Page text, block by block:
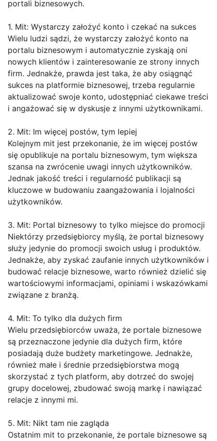
portali biznesowych.
1. Mit: Wystarczy założyć konto i czekać na sukces
Wielu ludzi sądzi, że wystarczy założyć konto na
portalu biznesowym i automatycznie zyskają oni
nowych klientów i zainteresowanie ze strony innych
firm. Jednakże, prawda jest taka, że aby osiągnąć
sukces na platformie biznesowej, trzeba regularnie
aktualizować swoje konto, udostępniać ciekawe treści
i angażować się w dyskusje z innymi użytkownikami.
2. Mit: Im więcej postów, tym lepiej
Kolejnym mit jest przekonanie, że im więcej postów
się opublikuje na portalu biznesowym, tym większa
szansa na zwrócenie uwagi innych użytkowników.
Jednak jakość treści i regularność publikacji są
kluczowe w budowaniu zaangażowania i lojalności
użytkowników.
3. Mit: Portal biznesowy to tylko miejsce do promocji
Niektórzy przedsiębiorcy myślą, że portal biznesowy
służy jedynie do promocji swoich usług i produktów.
Jednakże, aby zyskać zaufanie innych użytkowników i
budować relacje biznesowe, warto również dzielić się
wartościowymi informacjami, opiniami i wskazówkami
związane z branżą.
4. Mit: To tylko dla dużych firm
Wielu przedsiębiorców uważa, że portale biznesowe
są przeznaczone jedynie dla dużych firm, które
posiadają duże budżety marketingowe. Jednakże,
również małe i średnie przedsiębiorstwa mogą
skorzystać z tych platform, aby dotrzeć do swojej
grupy docelowej, zbudować swoją markę i nawiązać
relacje z innymi mi.
5. Mit: Nikt tam nie zagląda
Ostatnim mit to przekonanie, że portale biznesowe są